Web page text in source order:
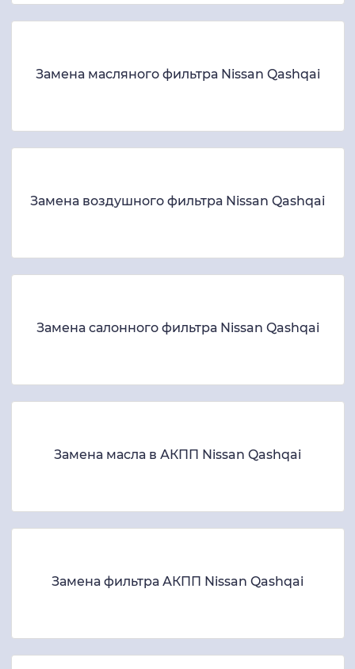
Замена масляного фильтра Nissan Qashqai
Замена воздушного фильтра Nissan Qashqai
Замена салонного фильтра Nissan Qashqai
Замена масла в АКПП Nissan Qashqai
Замена фильтра АКПП Nissan Qashqai